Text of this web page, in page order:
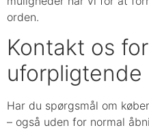
orden.
Kontakt os
uforpligtende
Har du spørgsmål om
– også uden for normal